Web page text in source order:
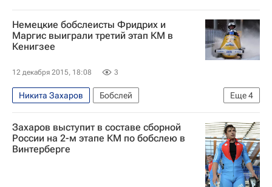
Немецкие бобслеисты Фридрих и
Маргис выиграли третий этап КМ в
Кенигзее
12 декабря 2015, 18:08 3
Еще4
Никита Захаров
Бобслей
Кубок мира по бобслею
Оскар Мелбардис
Франческо Фридрих
Александр Касьянов
Захаров выступит в составе сборной
России на 2-м этапе КМ по бобслею в
Винтерберге